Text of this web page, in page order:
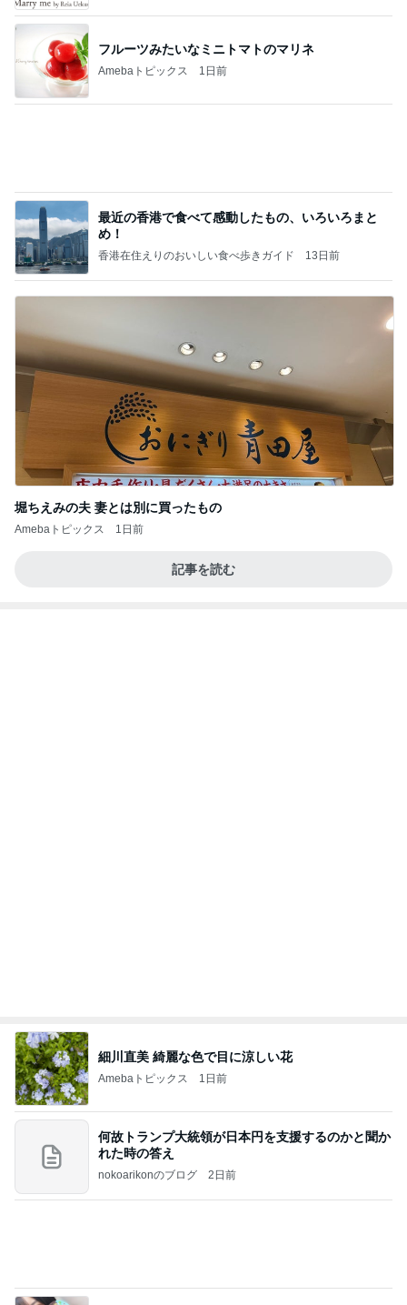
フルーツみたいなミニトマトのマリネ
Amebaトピックス 1日前
最近の香港で食べて感動したもの、いろいろまと
め！
香港在住えりのおいしい食べ歩きガイド 13日前
堀ちえみの夫 妻とは別に買ったもの
Amebaトピックス 1日前
記事を読む
細川直美 綺麗な色で目に涼しい花
Amebaトピックス 1日前
何故トランプ大統領が日本円を支援するのかと聞か
れた時の答え
nokoarikonのブログ 2日前